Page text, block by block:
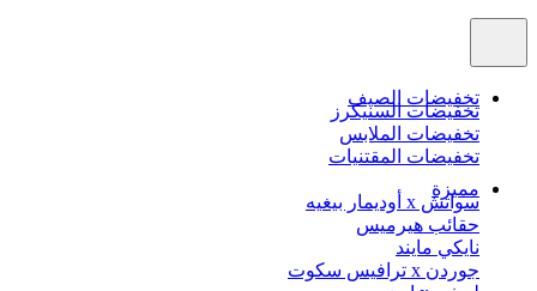
تخفيضات الصيف
تخفيضات السنيكرز
تخفيضات الملابس
تخفيضات المقتنيات
مميزة
سواتش x أوديمار بيغيه
حقائب هيرميس
نايكي مايند
جوردن x ترافيس سكوت